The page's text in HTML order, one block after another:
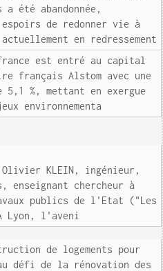
été abandonnée,
de redonner vie à
en redressement
est entré au capital
français Alstom avec une
%, mettant en exergue
environnementa
KLEIN, ingénieur,
enseignant chercheur à
publics de l'Etat ("Les
Lyon, l'aveni
de logements pour
au défi de la rénovation des